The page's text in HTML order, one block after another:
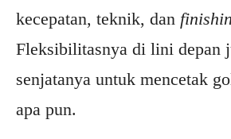
kecepatan, teknik, dan
Fleksibilitasnya di lini depan
senjatanya untuk mencetak
apa pun.